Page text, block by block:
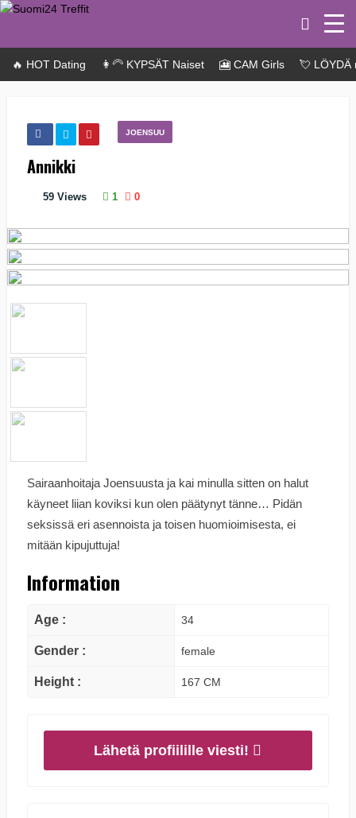
🔥 HOT Dating 👩‍🦳 KYPSÄT Naiset 🎦 CAM Girls 💘 LÖYDÄ
JOENSUU
Annikki
59 Views 1 0
Sairaanhoitaja Joensuusta ja kai minulla sitten on halut
käyneet liian koviksi kun olen päätynyt tänne… Pidän
seksissä eri asennoista ja toisen huomioimisesta, ei
mitään kipujuttuja!
Information
Age : 34
Gender : female
Height : 167 CM
Lähetä profiilille viesti!